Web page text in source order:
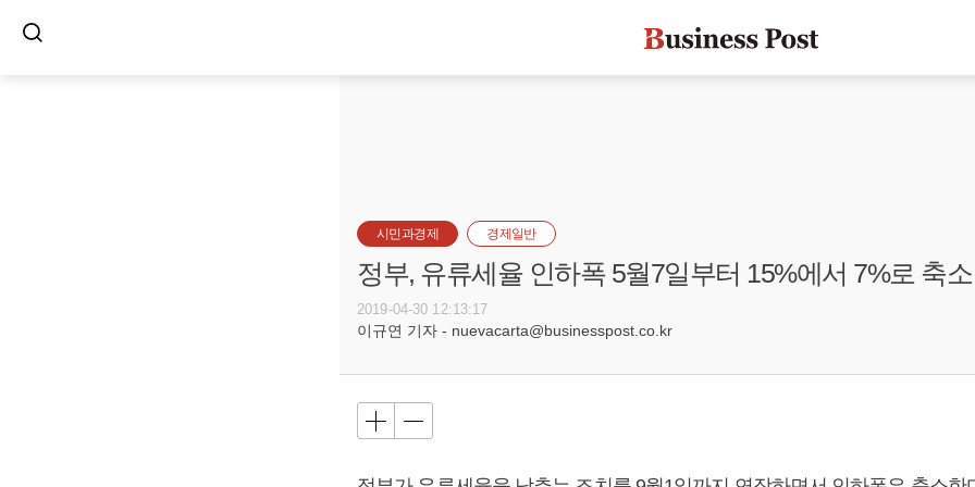
시민과경제 경제일반
정부, 유류세율 인하폭 5월7일부터 15%에서 7%로 축소
2019-04-30 12:13:17
이규연 기자 - nuevacarta@businesspost.co.kr